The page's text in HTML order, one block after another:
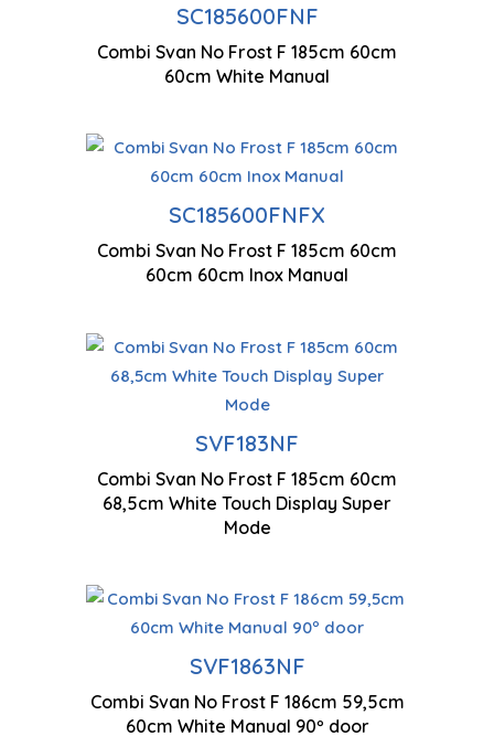
SC185600FNF
Combi Svan No Frost F 185cm 60cm
60cm White Manual
Technologie antigel
SC185600FNFX
Combi Svan No Frost F 185cm 60cm
60cm 60cm Inox Manual
Technologie antigel
Ventilation à flux d'air
multiples
SVF183NF
Combi Svan No Frost F 185cm 60cm
68,5cm White Touch Display Super
Mode
1850 x 600 x 685 mm
SVF1863NF
Combi Svan No Frost F 186cm 59,5cm
60cm White Manual 90º door
1860 x 595 x 600 mm